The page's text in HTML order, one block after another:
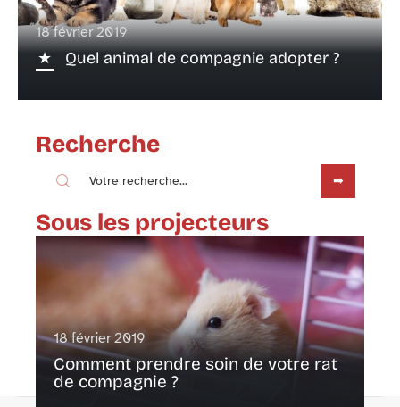
18 février 2019
Quel animal de compagnie adopter ?
Recherche
Sous les projecteurs
18 février 2019
Comment prendre soin de votre rat
de compagnie ?